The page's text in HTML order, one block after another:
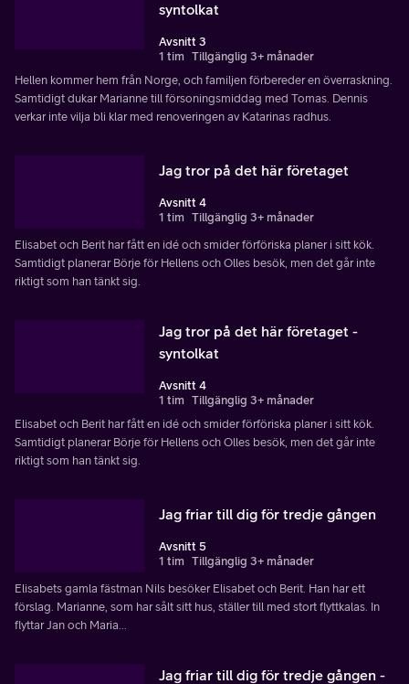
syntolkat
Avsnitt 3
1 tim Tillgänglig 3+ månader
Hellen kommer hem från Norge, och familjen förbereder en överraskning.
Samtidigt dukar Marianne till försoningsmiddag med Tomas. Dennis
verkar inte vilja bli klar med renoveringen av Katarinas radhus.
Jag tror på det här företaget
Avsnitt 4
1 tim Tillgänglig 3+ månader
Elisabet och Berit har fått en idé och smider förföriska planer i sitt kök.
Samtidigt planerar Börje för Hellens och Olles besök, men det går inte
riktigt som han tänkt sig.
Jag tror på det här företaget -
syntolkat
Avsnitt 4
1 tim Tillgänglig 3+ månader
Elisabet och Berit har fått en idé och smider förföriska planer i sitt kök.
Samtidigt planerar Börje för Hellens och Olles besök, men det går inte
riktigt som han tänkt sig.
Jag friar till dig för tredje gången
Avsnitt 5
1 tim Tillgänglig 3+ månader
Elisabets gamla fästman Nils besöker Elisabet och Berit. Han har ett
förslag. Marianne, som har sålt sitt hus, ställer till med stort flyttkalas. In
flyttar Jan och Maria...
Jag friar till dig för tredje gången -